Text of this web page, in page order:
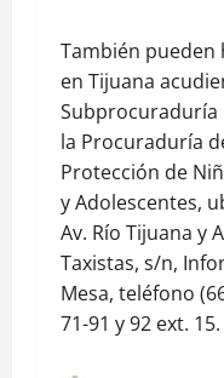
También pueden
en Tijuana
Subprocuraduría
la Procuraduría
Protección de
y Adolescentes,
Av. Río Tijuana y
Taxistas, s/n,
Mesa, teléfono
71-91 y 92 ext. 15.